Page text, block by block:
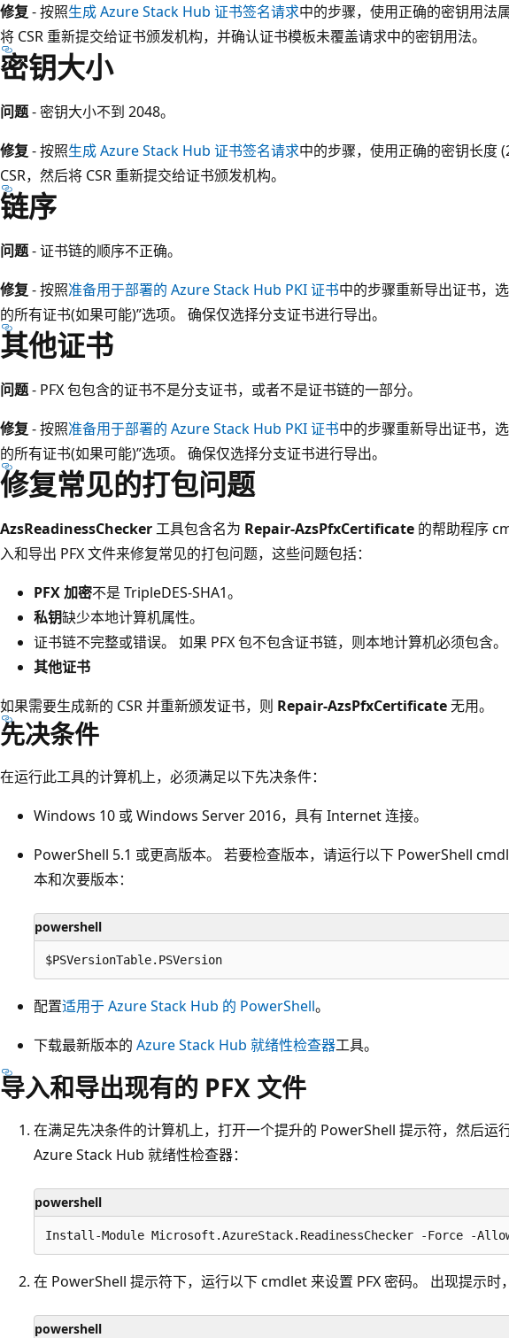
修复 - 按照生成 Azure Stack Hub 证书签名请求中的步骤，使用正确的密钥用法
将 CSR 重新提交给证书颁发机构，并确认证书模板未覆盖请求中的密钥用法。
密钥大小
问题- 密钥大小不到 2048。
修复 - 按照生成 Azure Stack Hub 证书签名请求中的步骤，使用正确的密钥长度
CSR，然后将 CSR 重新提交给证书颁发机构。
链序
问题- 证书链的顺序不正确。
修复 - 按照准备用于部署的 Azure Stack Hub PKI 证书中的步骤重新导出证书，
的所有证书(如果可能)”选项。 确保仅选择分支证书进行导出。
其他证书
问题- PFX 包包含的证书不是分支证书，或者不是证书链的一部分。
修复 - 按照准备用于部署的 Azure Stack Hub PKI 证书中的步骤重新导出证书，
的所有证书(如果可能)”选项。 确保仅选择分支证书进行导出。
修复常见的打包问题
AzsReadinessChecker工具包含名为 Repair-AzsPfxCertificate 的帮助程序
入和导出 PFX 文件来修复常见的打包问题，这些问题包括：
PFX 加密不是 TripleDES-SHA1。
私钥缺少本地计算机属性。
证书链不完整或错误。 如果 PFX 包不包含证书链，则本地计算机必须包含。
其他证书
如果需要生成新的 CSR 并重新颁发证书，则 Repair-AzsPfxCertificate无用。
先决条件
在运行此工具的计算机上，必须满足以下先决条件：
Windows 10 或 Windows Server 2016，具有 Internet 连接。
PowerShell 5.1 或更高版本。 若要检查版本，请运行以下 PowerShell
本和次要版本：
powershell
配置适用于 Azure Stack Hub 的 PowerShell。
下载最新版本的 Azure Stack Hub 就绪性检查器工具。
导入和导出现有的 PFX 文件
在满足先决条件的计算机上，打开一个提升的 PowerShell 提示符，然后运
Azure Stack Hub 就绪性检查器：
powershell
在 PowerShell 提示符下，运行以下 cmdlet 来设置 PFX 密码。 出现提示时
powershell